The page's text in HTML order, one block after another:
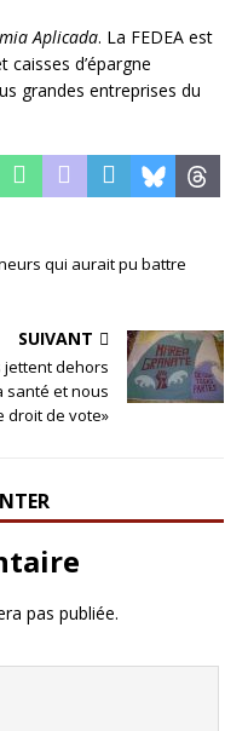
Aplicada. La FEDEA est
d’épargne
grandes entreprises du
qui aurait pu battre
SUIVANT
jettent dehors
santé et nous
droit de vote»
pas publiée.